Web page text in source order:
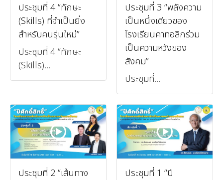
ประชุมที่ 4 “ทักษะ
(Skills) ที่จำเป็นยิ่ง
สำหรับคนรุ่นใหม่”
ประชุมที่ 4 “ทักษะ
(Skills)...
ประชุมที่ 3 “พลังความ
เป็นหนึ่งเดียวของ
โรงเรียนคาทอลิกร่วม
เป็นความหวังของ
สังคม”
ประชุมที่...
ประชุมที่ 2 “เส้นทาง
ประชุมที่ 1 “ปี